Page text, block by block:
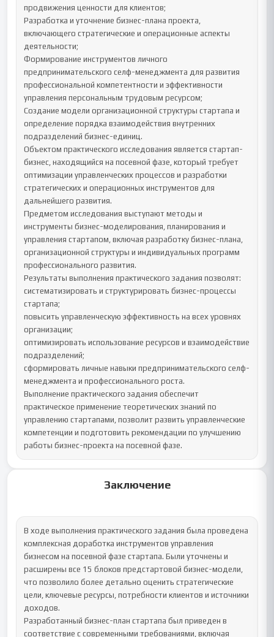
продвижения ценности для клиентов;
Разработка и уточнение бизнес-плана проекта,
включающего стратегические и операционные аспекты
деятельности;
Формирование инструментов личного
предпринимательского селф-менеджмента для развития
профессиональной компетентности и эффективности
управления персональным трудовым ресурсом;
Создание модели организационной структуры стартапа и
определение порядка взаимодействия внутренних
подразделений бизнес-единиц.
Объектом практического исследования является стартап-
бизнес, находящийся на посевной фазе, который требует
оптимизации управленческих процессов и разработки
стратегических и операционных инструментов для
дальнейшего развития.
Предметом исследования выступают методы и
инструменты бизнес-моделирования, планирования и
управления стартапом, включая разработку бизнес-плана,
организационной структуры и индивидуальных программ
профессионального развития.
Результаты выполнения практического задания позволят:
систематизировать и структурировать бизнес-процессы
стартапа;
повысить управленческую эффективность на всех уровнях
организации;
оптимизировать использование ресурсов и взаимодействие
подразделений;
сформировать личные навыки предпринимательского селф-
менеджмента и профессионального роста.
Выполнение практического задания обеспечит
практическое применение теоретических знаний по
управлению стартапами, позволит развить управленческие
компетенции и подготовить рекомендации по улучшению
работы бизнес-проекта на посевной фазе.
Заключение
В ходе выполнения практического задания была проведена
комплексная доработка инструментов управления
бизнесом на посевной фазе стартапа. Были уточнены и
расширены все 15 блоков предстартовой бизнес-модели,
что позволило более детально оценить стратегические
цели, ключевые ресурсы, потребности клиентов и источники
доходов.
Разработанный бизнес-план стартапа был приведен в
соответствие с современными требованиями, включая